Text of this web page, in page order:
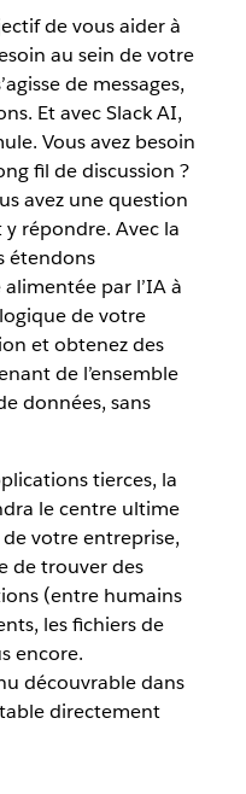
de vous aider à
au sein de votre
de messages,
Et avec Slack AI,
Vous avez besoin
fil de discussion ?
avez une question
répondre. Avec la
étendons
par l’IA à
de votre
et obtenez des
de l’ensemble
données, sans
tierces, la
le centre ultime
votre entreprise,
de trouver des
(entre humains
les fichiers de
encore.
découvrable dans
directement